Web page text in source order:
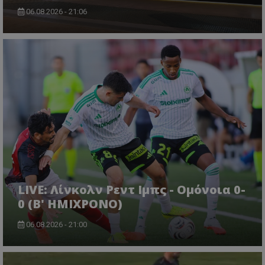
06.08.2026 - 21:06
LIVE: Λίνκολν Ρεντ Ιμπς - Ομόνοια 0-
0 (Β' ΗΜΙΧΡΟΝΟ)
06.08.2026 - 21:00